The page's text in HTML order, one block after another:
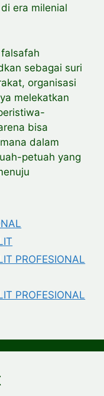
era milenial
sebagai suri
organisasi
melekatkan
bisa
dalam
petuah yang
PROFESIONAL
PROFESIONAL